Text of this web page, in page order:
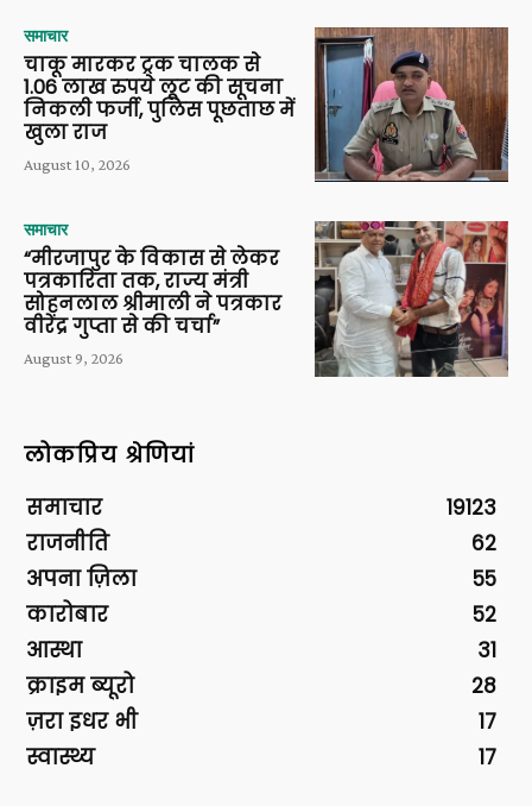
समाचार
चाकू मारकर ट्रक चालक से
1.06 लाख रुपये लूट की सूचना
निकली फर्जी, पुलिस पूछताछ में
खुला राज
August 10, 2026
समाचार
“मीरजापुर के विकास से लेकर
पत्रकारिता तक, राज्य मंत्री
सोहनलाल श्रीमाली ने पत्रकार
वीरेंद्र गुप्ता से की चर्चा”
August 9, 2026
लोकप्रिय श्रेणियां
समाचार
19123
राजनीति
62
अपना ज़िला
55
कारोबार
52
आस्था
31
क्राइम ब्यूरो
28
ज़रा इधर भी
17
स्वास्थ्य
17